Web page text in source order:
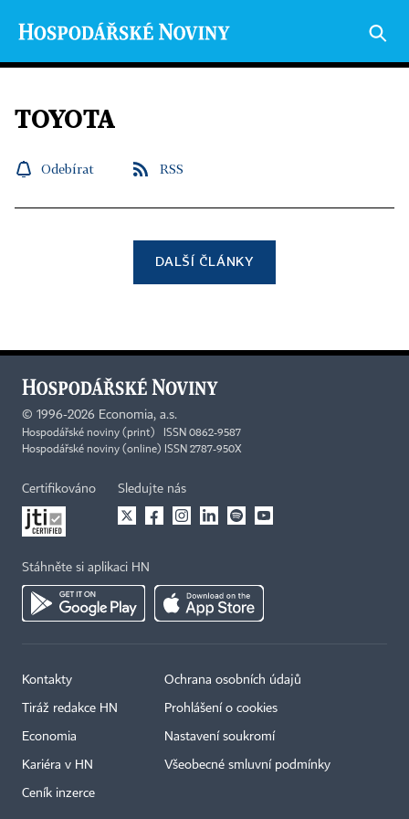
TOYOTA
Odebírat RSS
DALŠÍ ČLÁNKY
© 1996-2026 Economia, a.s.
Hospodářské noviny (print) ISSN 0862-9587
Hospodářské noviny (online) ISSN 2787-950X
Certifikováno Sledujte nás
Stáhněte si aplikaci HN
Kontakty
Tiráž redakce HN
Economia
Kariéra v HN
Ceník inzerce
Ochrana osobních údajů
Prohlášení o cookies
Nastavení soukromí
Všeobecné smluvní podmínky